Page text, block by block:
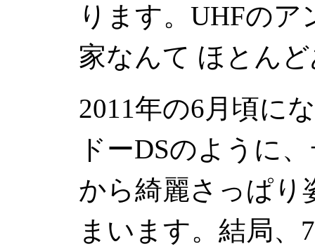
ります。UHFの
家なんて ほとん
2011年の6月頃に
ドーDSのように
から綺麗さっぱり
まいます。結局、